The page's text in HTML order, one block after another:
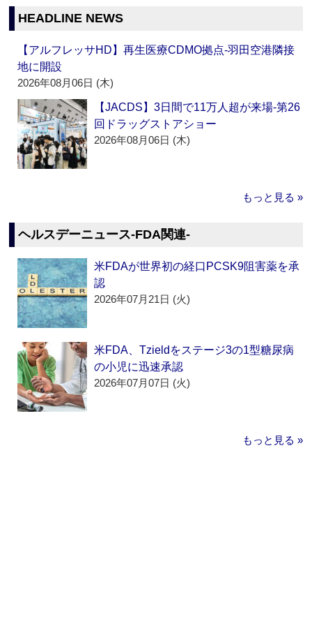
HEADLINE NEWS
【アルフレッサHD】再生医療CDMO拠点‐羽田空港隣接
地に開設
2026年08月06日 (木)
【JACDS】3日間で11万人超が来場‐第26
回ドラッグストアショー
2026年08月06日 (木)
もっと見る »
ヘルスデーニュース‐FDA関連‐
米FDAが世界初の経口PCSK9阻害薬を承
認
2026年07月21日 (火)
米FDA、Tzieldをステージ3の1型糖尿病
の小児に迅速承認
2026年07月07日 (火)
もっと見る »